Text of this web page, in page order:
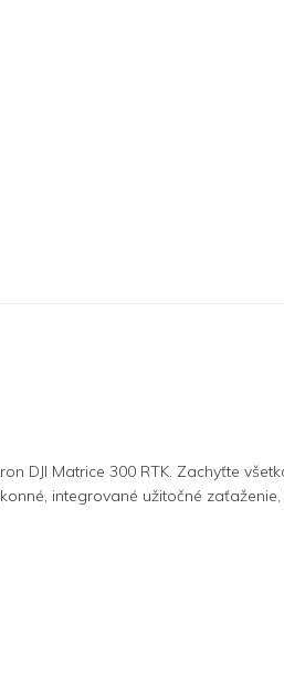
Matrice 300 RTK. Zachyťte
integrované užitočné